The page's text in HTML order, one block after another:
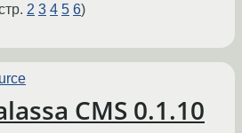
2 3 4 5 6)
CMS 0.1.10